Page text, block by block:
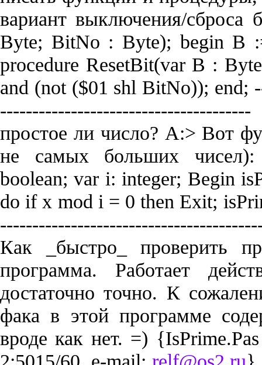
вариант выключения/сброса
Byte; BitNo : Byte); begin B
procedure ResetBit(var B :
and (not ($01 shl BitNo));
простое ли число? A:> Вот
не самых больших
boolean; var i: integer; Begin
do if x mod i = 0 then Exit;
Как _быстро_ проверить
программа. Работает
достаточно точно. К
фака в этой программе
вроде как нет. =)